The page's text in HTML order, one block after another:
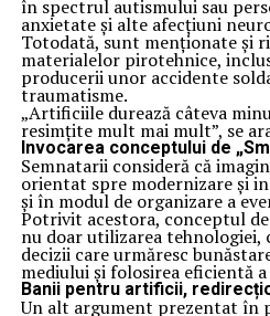
în spectrul autismului sau
anxietate și alte afecțiuni
Totodată, sunt menționate și
materialelor pirotehnice,
producerii unor accidente
traumatisme.
„Artificiile durează câteva
resimțite mult mai mult”, se
Invocarea conceptului de
Semnatarii consideră că
orientat spre modernizare și
și în modul de organizare a
Potrivit acestora, conceptul
nu doar utilizarea tehnologiei,
decizii care urmăresc
mediului și folosirea eficientă
Banii pentru artificii,
Un alt argument prezentat în